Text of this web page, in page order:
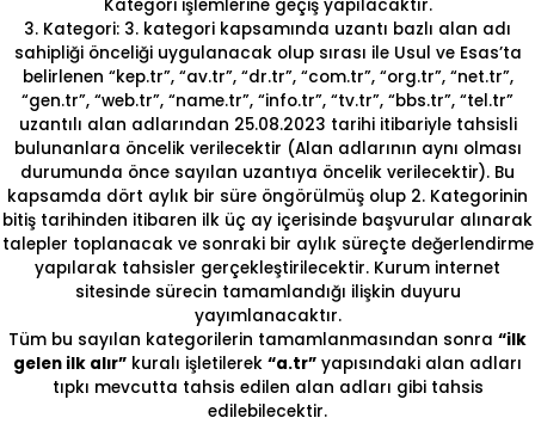
Kategori işlemlerine geçiş yapılacaktır.
3. Kategori: 3. kategori kapsamında uzantı bazlı alan adı
sahipliği önceliği uygulanacak olup sırası ile Usul ve Esas’ta
belirlenen “kep.tr”, “av.tr”, “dr.tr”, “com.tr”, “org.tr”, “net.tr”,
“gen.tr”, “web.tr”, “name.tr”, “info.tr”, “tv.tr”, “bbs.tr”, “tel.tr”
uzantılı alan adlarından 25.08.2023 tarihi itibariyle tahsisli
bulunanlara öncelik verilecektir (Alan adlarının aynı olması
durumunda önce sayılan uzantıya öncelik verilecektir). Bu
kapsamda dört aylık bir süre öngörülmüş olup 2. Kategorinin
bitiş tarihinden itibaren ilk üç ay içerisinde başvurular alınarak
talepler toplanacak ve sonraki bir aylık süreçte değerlendirme
yapılarak tahsisler gerçekleştirilecektir. Kurum internet
sitesinde sürecin tamamlandığı ilişkin duyuru
yayımlanacaktır.
Tüm bu sayılan kategorilerin tamamlanmasından sonra “ilk
gelen ilk alır” kuralı işletilerek “a.tr” yapısındaki alan adları
tıpkı mevcutta tahsis edilen alan adları gibi tahsis
edilebilecektir.